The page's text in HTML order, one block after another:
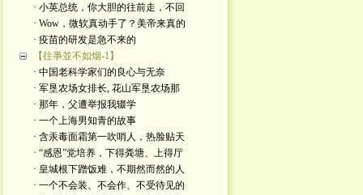
· 小英总统，你大胆的往前走，不回
· Wow，微软真动手了？美帝来真的
· 疫苗的研发是急不来的
【往亊並不如烟-1】
· 中国老科学家们的良心与无奈
· 军垦农场女排长, 花山军垦农场那
· 那年，父遭举报我辍学
· 一个上海男知青的故事
· 含汞毒面霜第一吹哨人，热脸贴天
· “感恩”党培养，下得粪塘、上得厅
· 皇城根下蹭饭难，不期然而然的人
· 一个不会装、不会作、不受待见的